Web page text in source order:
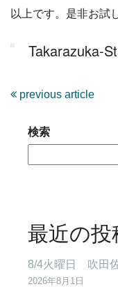
以上です。是非お試
Takarazuka-
previous article
検索
最近の投
8/4火曜日 吹田
2026年8月1日